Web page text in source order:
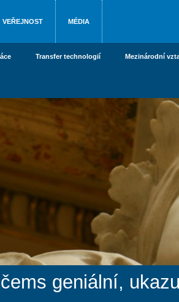
VEŘEJNOST MÉDIA
Transfer technologií Mezinárodní
geniální,